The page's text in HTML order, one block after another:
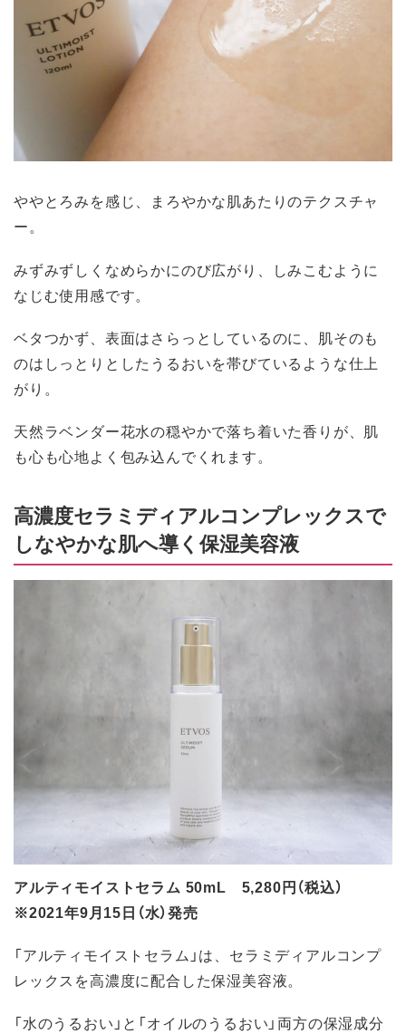
ややとろみを感じ、まろやかな肌あたりのテクスチャ
ー。
みずみずしくなめらかにのび広がり、しみこむように
なじむ使用感です。
ベタつかず、表面はさらっとしているのに、肌そのも
のはしっとりとしたうるおいを帯びているような仕上
がり。
天然ラベンダー花水の穏やかで落ち着いた香りが、肌
も心も心地よく包み込んでくれます。
高濃度セラミディアルコンプレックスで
しなやかな肌へ導く保湿美容液
アルティモイストセラム 50mL 5,280円（税込）
※2021年9月15日（水）発売
「アルティモイストセラム」は、セラミディアルコンプ
レックスを高濃度に配合した保湿美容液。
「水のうるおい」と「オイルのうるおい」両方の保湿成分